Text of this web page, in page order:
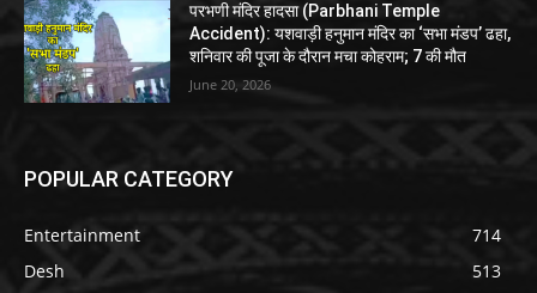
परभणी मंदिर हादसा (Parbhani Temple
Accident): यशवाड़ी हनुमान मंदिर का ‘सभा मंडप’ ढहा,
शनिवार की पूजा के दौरान मचा कोहराम; 7 की मौत
June 20, 2026
POPULAR CATEGORY
Entertainment
714
Desh
513